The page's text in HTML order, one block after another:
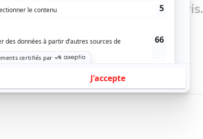
connecté pour donner un avis.
ici.